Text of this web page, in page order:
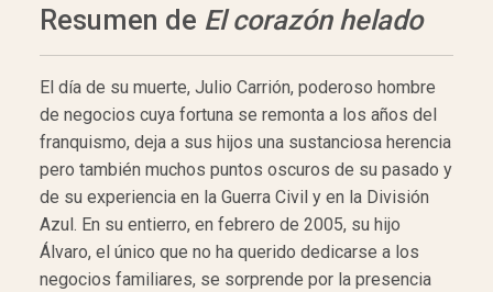
Resumen de El corazón helado
El día de su muerte, Julio Carrión, poderoso hombre
de negocios cuya fortuna se remonta a los años del
franquismo, deja a sus hijos una sustanciosa herencia
pero también muchos puntos oscuros de su pasado y
de su experiencia en la Guerra Civil y en la División
Azul. En su entierro, en febrero de 2005, su hijo
Álvaro, el único que no ha querido dedicarse a los
negocios familiares, se sorprende por la presencia